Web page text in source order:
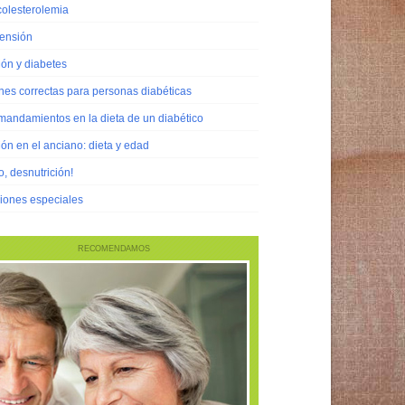
y diabetes
correctas para personas diabéticas
en la dieta de un diabético
en el anciano: dieta y edad
desnutrición!
especiales
RECOMENDAMOS